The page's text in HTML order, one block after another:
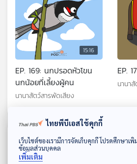
ดาวน์โหลด Thai PBS Podcast Application
15:16
EP. 169: นกปรอดหัวโขน
นกน้อยที่เลี้ยงผู้คน
นานาสัตว์สารพัดเสียง
EP.
นานา
ตอนที่เกี่ยวข้อง
ไทยพีบีเอสใช้คุกกี้
เว็บไซต์ของเรามีการจัดเก็บคุกกี้ โปรดศึกษาเ
ข้อมูลส่วนบุคคล
เพิ่มเติม